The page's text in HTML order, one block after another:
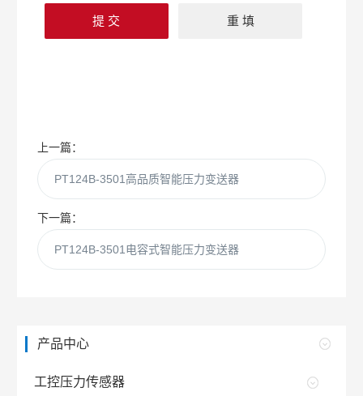
上一篇：
PT124B-3501高品质智能压力变送器
下一篇：
PT124B-3501电容式智能压力变送器
产品中心
工控压力传感器